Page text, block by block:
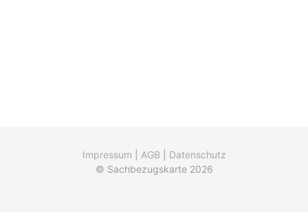
Impressum AGB
Datenschutz
© Sachbezugskarte 2026